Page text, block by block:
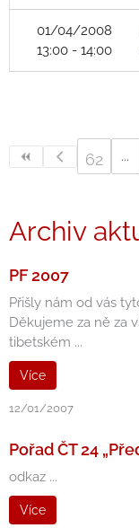
01/04/2008
13:00 - 14:00
62
Archiv
PF 2007
Přišly nám od vás
Děkujeme za ně za
tibetském ...
Více
12/01/2007
Pořad ČT 24
odkaz ...
Více